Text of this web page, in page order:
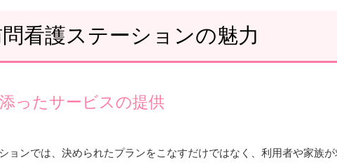
看護ステーションの魅力
ったサービスの提供
ョンでは、決められたプランをこなすだけではなく、利用者や家族が